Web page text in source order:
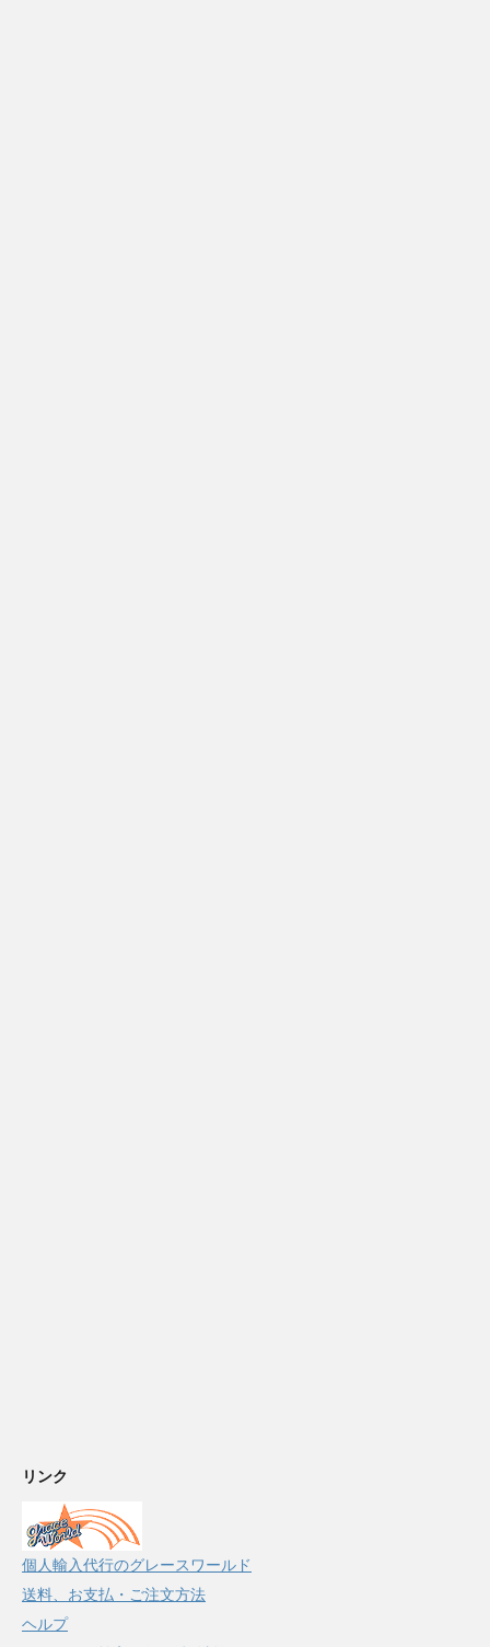
リンク
個人輸入代行のグレースワールド
送料、お支払・ご注文方法
ヘルプ